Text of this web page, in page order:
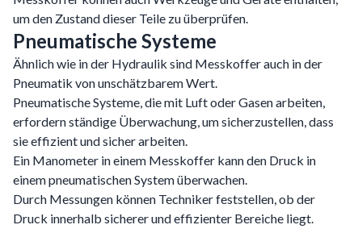
um den Zustand dieser Teile zu überprüfen.
Pneumatische Systeme
Ähnlich wie in der Hydraulik sind Messkoffer auch in der
Pneumatik von unschätzbarem Wert.
Pneumatische Systeme, die mit Luft oder Gasen arbeiten,
erfordern ständige Überwachung, um sicherzustellen, dass
sie effizient und sicher arbeiten.
Ein Manometer in einem Messkoffer kann den Druck in
einem pneumatischen System überwachen.
Durch Messungen können Techniker feststellen, ob der
Druck innerhalb sicherer und effizienter Bereiche liegt.